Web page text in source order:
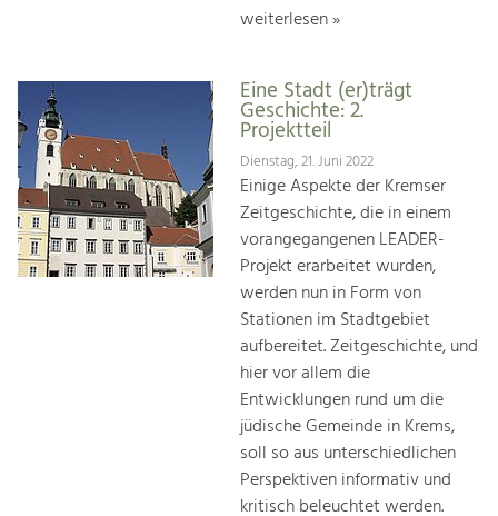
weiterlesen »
Eine Stadt (er)trägt
Geschichte: 2.
Projektteil
Dienstag, 21. Juni 2022
Einige Aspekte der Kremser
Zeitgeschichte, die in einem
vorangegangenen LEADER-
Projekt erarbeitet wurden,
werden nun in Form von
Stationen im Stadtgebiet
aufbereitet. Zeitgeschichte, und
hier vor allem die
Entwicklungen rund um die
jüdische Gemeinde in Krems,
soll so aus unterschiedlichen
Perspektiven informativ und
kritisch beleuchtet werden.